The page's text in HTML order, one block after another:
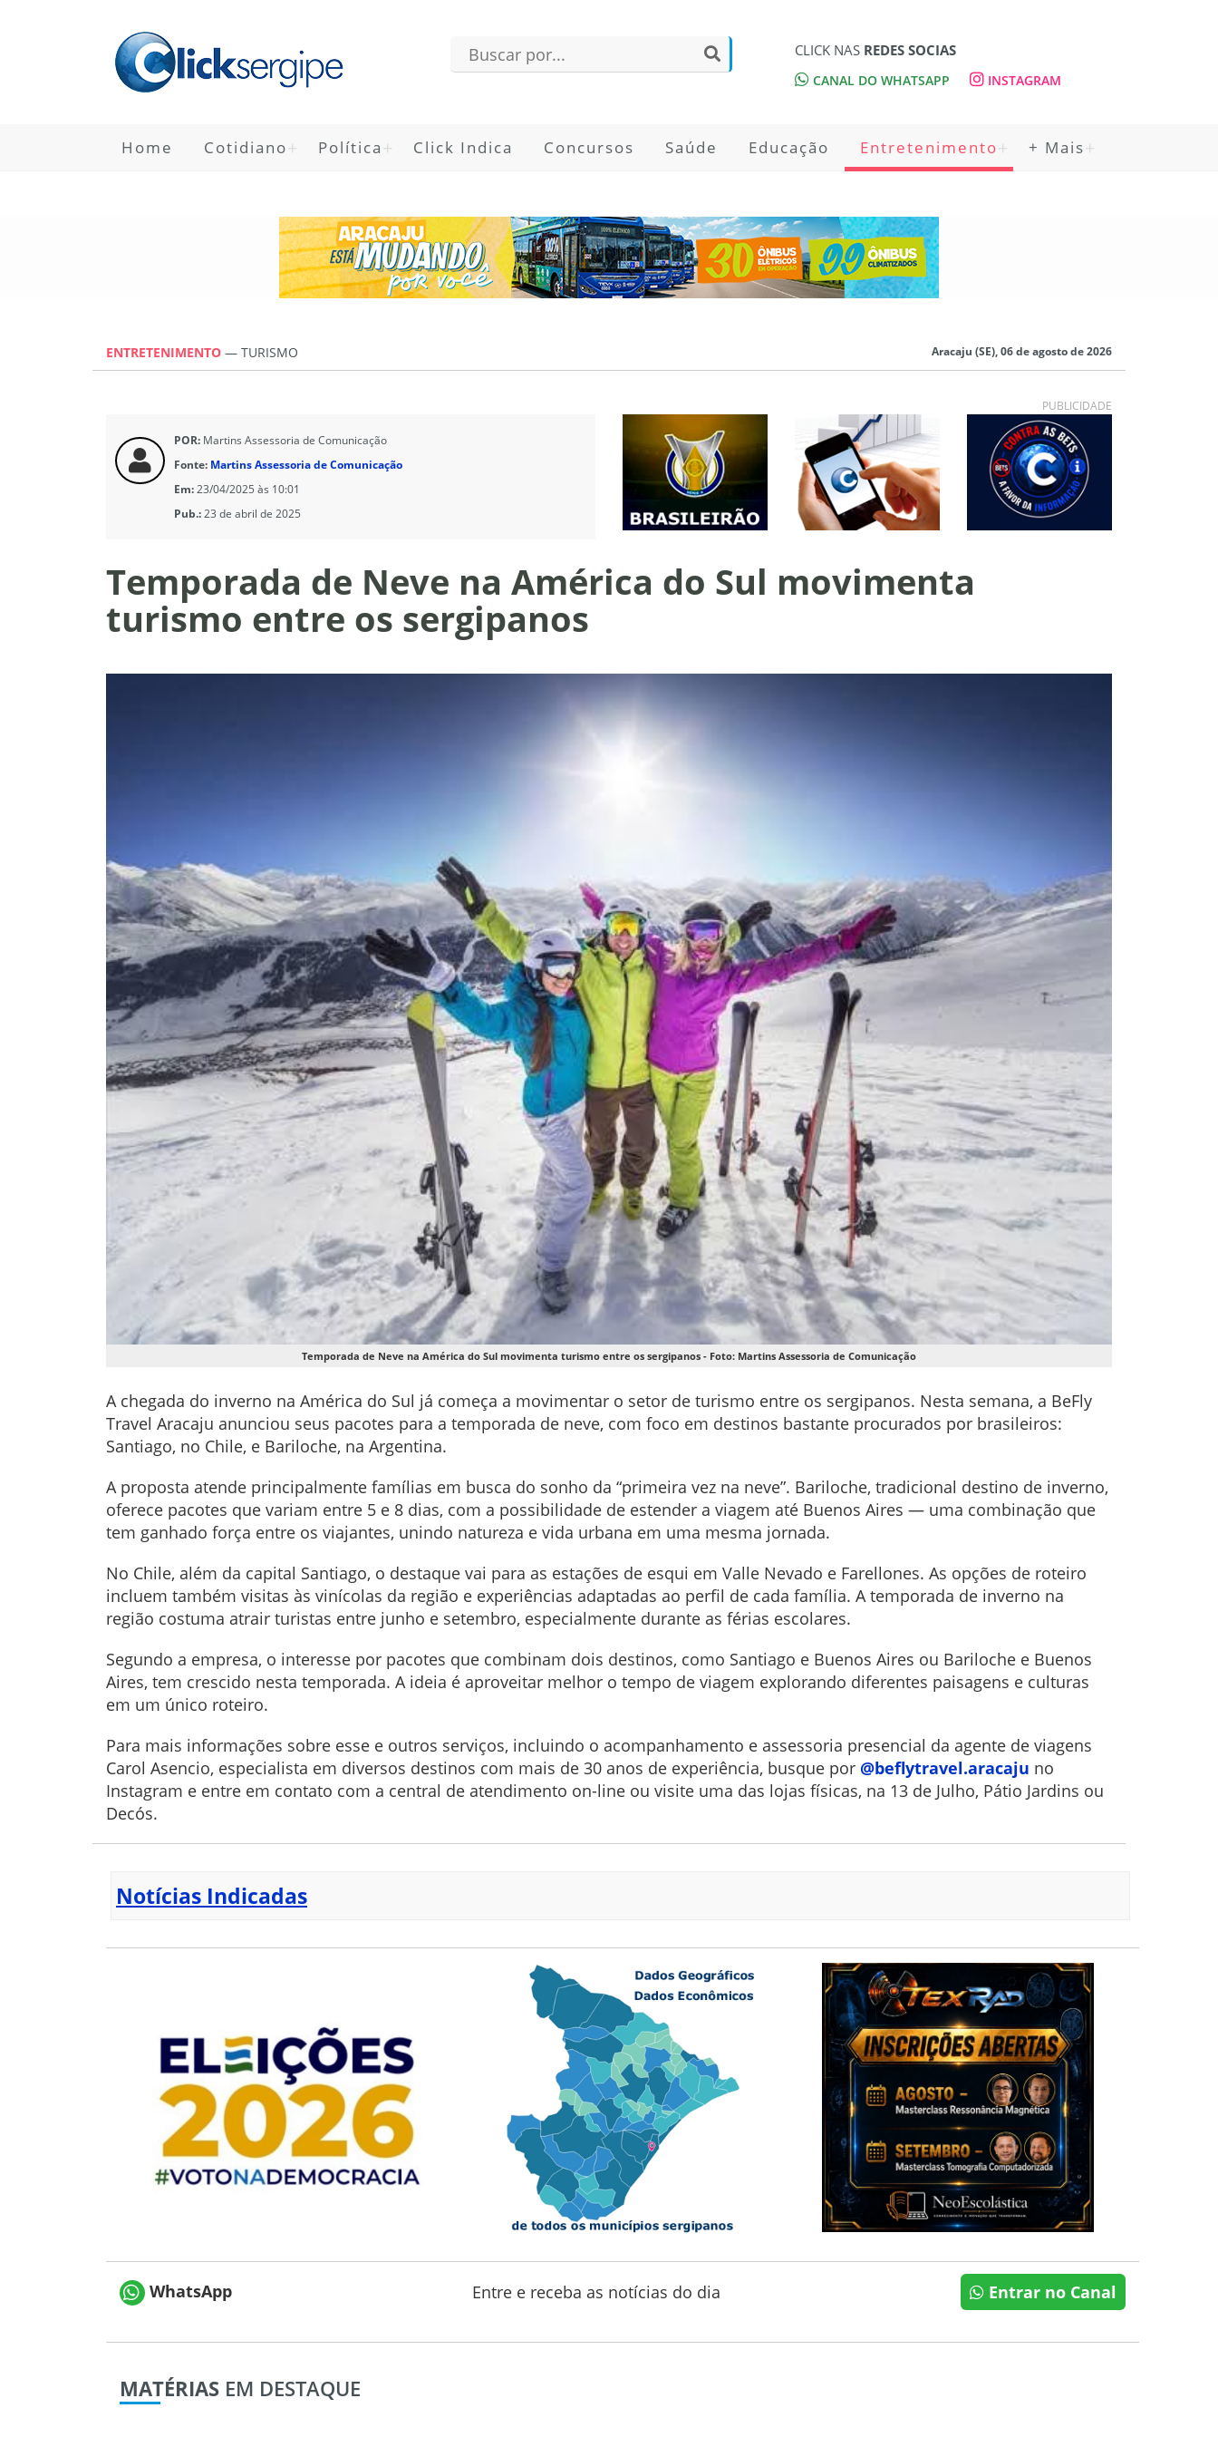
CLICK NAS REDES SOCIAS
CANAL DO WHATSAPP INSTAGRAM
Home Cotidiano Política Click Indica Concursos Saúde Educação Entretenimento + Mais
ENTRETENIMENTO — TURISMO Aracaju (SE), 06 de agosto de 2026
PUBLICIDADE
POR: Martins Assessoria de Comunicação
Fonte: Martins Assessoria de Comunicação
Em:23/04/2025 às 10:01
Pub.:23 de abril de 2025
Temporada de Neve na América do Sul movimenta
turismo entre os sergipanos
Temporada de Neve na América do Sul movimenta turismo entre os sergipanos - Foto: Martins Assessoria de Comunicação
A chegada do inverno na América do Sul já começa a movimentar o setor de turismo entre os sergipanos. Nesta semana, a BeFly
Travel Aracaju anunciou seus pacotes para a temporada de neve, com foco em destinos bastante procurados por brasileiros:
Santiago, no Chile, e Bariloche, na Argentina.
A proposta atende principalmente famílias em busca do sonho da “primeira vez na neve”. Bariloche, tradicional destino de inverno,
oferece pacotes que variam entre 5 e 8 dias, com a possibilidade de estender a viagem até Buenos Aires — uma combinação que
tem ganhado força entre os viajantes, unindo natureza e vida urbana em uma mesma jornada.
No Chile, além da capital Santiago, o destaque vai para as estações de esqui em Valle Nevado e Farellones. As opções de roteiro
incluem também visitas às vinícolas da região e experiências adaptadas ao perfil de cada família. A temporada de inverno na
região costuma atrair turistas entre junho e setembro, especialmente durante as férias escolares.
Segundo a empresa, o interesse por pacotes que combinam dois destinos, como Santiago e Buenos Aires ou Bariloche e Buenos
Aires, tem crescido nesta temporada. A ideia é aproveitar melhor o tempo de viagem explorando diferentes paisagens e culturas
em um único roteiro.
Para mais informações sobre esse e outros serviços, incluindo o acompanhamento e assessoria presencial da agente de viagens
Carol Asencio, especialista em diversos destinos com mais de 30 anos de experiência, busque por @beflytravel.aracaju no
Instagram e entre em contato com a central de atendimento on-line ou visite uma das lojas físicas, na 13 de Julho, Pátio Jardins ou
Decós.
Notícias Indicadas
WhatsApp Entre e receba as notícias do dia Entrar no Canal
MATÉRIAS EM DESTAQUE